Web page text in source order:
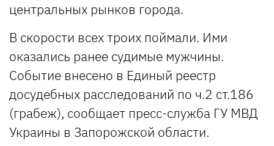
центральных рынков города.
В скорости всех троих поймали. Ими
оказались ранее судимые мужчины.
Событие внесено в Единый реестр
досудебных расследований по ч.2 ст.186
(грабеж), сообщает пресс-служба ГУ МВД
Украины в Запорожской области.